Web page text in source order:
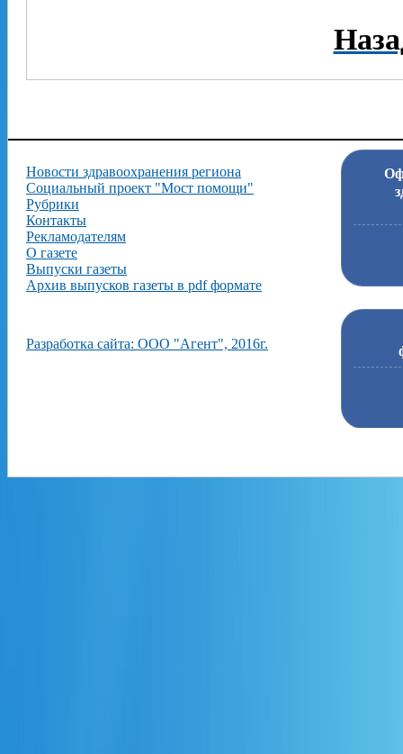
Новости здравоохранения региона
Социальный проект "Мост помощи"
Рубрики
Контакты
Рекламодателям
О газете
Выпуски газеты
Архив выпусков газеты в pdf формате
Разработка сайта: ООО "Агент", 2016г.